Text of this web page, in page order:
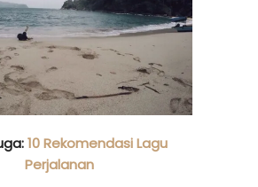
10 Rekomendasi Lagu
Perjalanan